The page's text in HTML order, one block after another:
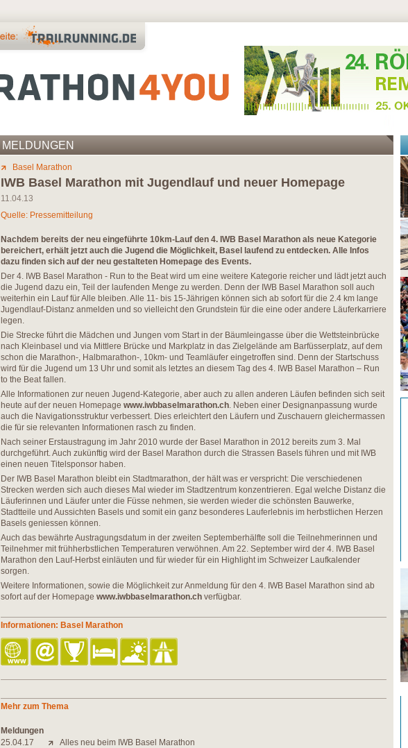
MELDUNGEN
Basel Marathon
IWB Basel Marathon mit Jugendlauf und neuer Homepage
11.04.13
Quelle: Pressemitteilung
Nachdem bereits der neu eingeführte 10km-Lauf den 4. IWB Basel Marathon als neue Kategorie
bereichert, erhält jetzt auch die Jugend die Möglichkeit, Basel laufend zu entdecken. Alle Infos
dazu finden sich auf der neu gestalteten Homepage des Events.
Der 4. IWB Basel Marathon - Run to the Beat wird um eine weitere Kategorie reicher und lädt jetzt auch
die Jugend dazu ein, Teil der laufenden Menge zu werden. Denn der IWB Basel Marathon soll auch
weiterhin ein Lauf für Alle bleiben. Alle 11- bis 15-Jährigen können sich ab sofort für die 2.4 km lange
Jugendlauf-Distanz anmelden und so vielleicht den Grundstein für die eine oder andere Läuferkarriere
legen.
Die Strecke führt die Mädchen und Jungen vom Start in der Bäumleingasse über die Wettsteinbrücke
nach Kleinbasel und via Mittlere Brücke und Markplatz in das Zielgelände am Barfüsserplatz, auf dem
schon die Marathon-, Halbmarathon-, 10km- und Teamläufer eingetroffen sind. Denn der Startschuss
wird für die Jugend um 13 Uhr und somit als letztes an diesem Tag des 4. IWB Basel Marathon – Run
to the Beat fallen.
Alle Informationen zur neuen Jugend-Kategorie, aber auch zu allen anderen Läufen befinden sich seit
heute auf der neuen Homepage www.iwbbaselmarathon.ch. Neben einer Designanpassung wurde
auch die Navigationsstruktur verbessert. Dies erleichtert den Läufern und Zuschauern gleichermassen
die für sie relevanten Informationen rasch zu finden.
Nach seiner Erstaustragung im Jahr 2010 wurde der Basel Marathon in 2012 bereits zum 3. Mal
durchgeführt. Auch zukünftig wird der Basel Marathon durch die Strassen Basels führen und mit IWB
einen neuen Titelsponsor haben.
Der IWB Basel Marathon bleibt ein Stadtmarathon, der hält was er verspricht: Die verschiedenen
Strecken werden sich auch dieses Mal wieder im Stadtzentrum konzentrieren. Egal welche Distanz die
Läuferinnen und Läufer unter die Füsse nehmen, sie werden wieder die schönsten Bauwerke,
Stadtteile und Aussichten Basels und somit ein ganz besonderes Lauferlebnis im herbstlichen Herzen
Basels geniessen können.
Auch das bewährte Austragungsdatum in der zweiten Septemberhälfte soll die Teilnehmerinnen und
Teilnehmer mit frühherbstlichen Temperaturen verwöhnen. Am 22. September wird der 4. IWB Basel
Marathon den Lauf-Herbst einläuten und für wieder für ein Highlight im Schweizer Laufkalender
sorgen.
Weitere Informationen, sowie die Möglichkeit zur Anmeldung für den 4. IWB Basel Marathon sind ab
sofort auf der Homepage www.iwbbaselmarathon.ch verfügbar.
Informationen: Basel Marathon
Mehr zum Thema
Meldungen
25.04.17
Alles neu beim IWB Basel Marathon